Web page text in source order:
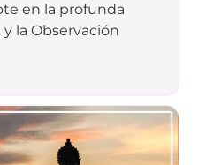
en la profunda
la Observación